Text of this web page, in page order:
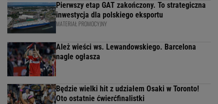
Pierwszy etap GAT zakończony. To strategiczna
inwestycja dla polskiego eksportu
MATERIAŁ PROMOCYJNY
Ależ wieści ws. Lewandowskiego. Barcelona
nagle ogłasza
Będzie wielki hit z udziałem Osaki w Toronto!
Oto ostatnie ćwierćfinalistki